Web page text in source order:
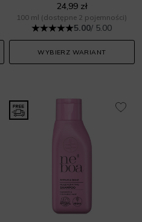
24,99 zł
100 ml (dostępne 2 pojemności)
5.00/ 5.00
WYBIERZ WARIANT